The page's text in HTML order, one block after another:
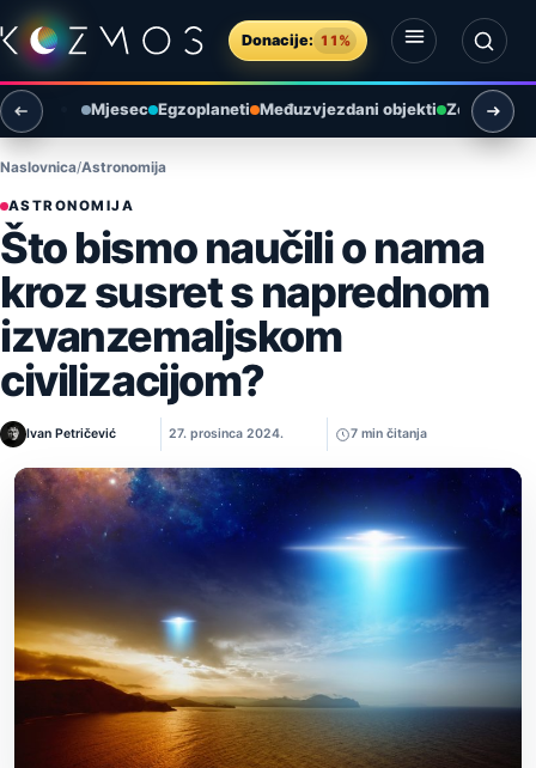
Preskoči na sadržaj
Donacije: 11%
Otvori izbornik
Otvori pretragu
Mjesec Egzoplaneti Međuzvjezdani objekti Zemlja i
Naslovnica Astronomija
ASTRONOMIJA
Što bismo naučili o nama
kroz susret s naprednom
izvanzemaljskom
civilizacijom?
Ivan Petričević 27. prosinca 2024. 7 min čitanja